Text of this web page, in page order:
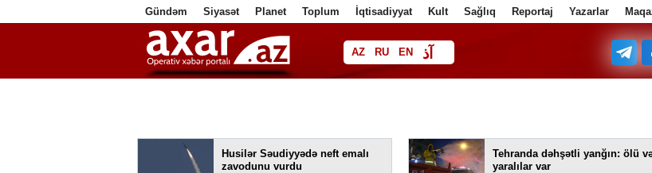
Gündəm Siyasət Planet Toplum İqtisadiyyat Kult Sağlıq Reportaj Yazarlar
AZ RU EN آذ
فا
Husilər Səudiyyədə neft emalı
zavodunu vurdu
Tehranda dəhşətli yanğın: ölü
yaralılar var